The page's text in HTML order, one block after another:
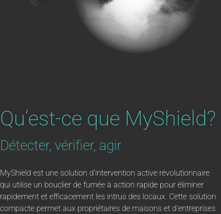
Qu’est-ce que MyShield?
Détecter, vérifier, agir
MyShield est une solution d’intervention active révolutionnaire
qui utilise un bouclier de fumée à action rapide pour éliminer
rapidement et efficacement les intrus des locaux. Cette solution
compacte permet aux propriétaires de maisons et d’entreprises